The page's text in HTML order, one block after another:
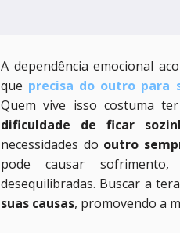
A dependência emocional
que precisa do outro para
Quem vive isso costuma
dificuldade de ficar
necessidades do outro
pode causar
desequilibradas. Buscar a
suas causas, promovendo a